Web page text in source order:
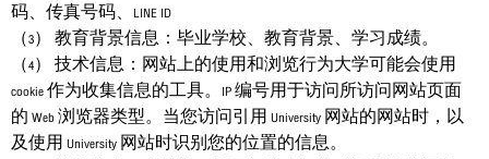
码、传真号码、LINE ID
（3） 教育背景信息：毕业学校、教育背景、学习成绩。
（4） 技术信息：网站上的使用和浏览行为大学可能会使用
cookie 作为收集信息的工具。IP 编号用于访问所访问网站页面
的 Web 浏览器类型。当您访问引用 University 网站的网站时，以
及使用 University 网站时识别您的位置的信息。